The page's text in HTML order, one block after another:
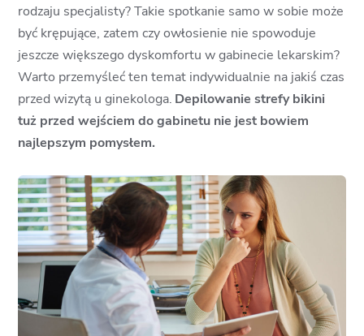
rodzaju specjalisty? Takie spotkanie samo w sobie może
być krępujące, zatem czy owłosienie nie spowoduje
jeszcze większego dyskomfortu w gabinecie lekarskim?
Warto przemyśleć ten temat indywidualnie na jakiś czas
przed wizytą u ginekologa. Depilowanie strefy bikini
tuż przed wejściem do gabinetu nie jest bowiem
najlepszym pomysłem.